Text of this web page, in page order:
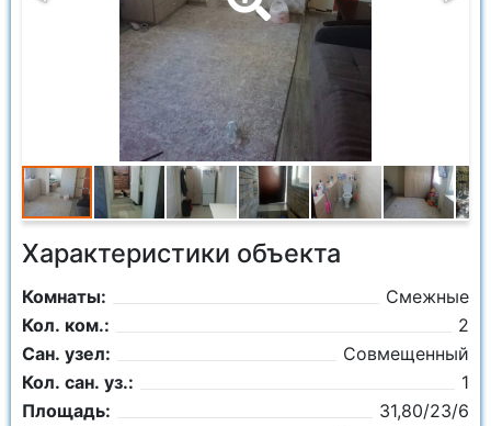
Характеристики объекта
Комнаты:
Смежные
Кол. ком.:
2
Сан. узел:
Совмещенный
Кол. сан. уз.:
1
Площадь:
31,80/23/6